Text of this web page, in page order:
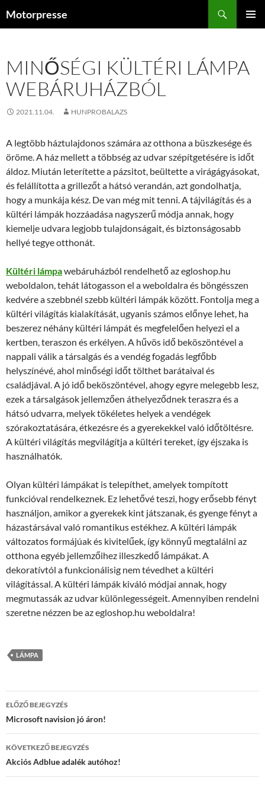
Motorpresse
MINŐSÉGI KÜLTÉRI LÁMPA
WEBÁRUHÁZBÓL
2021.11.04. HUNPROBALAZS
A legtöbb háztulajdonos számára az otthona a büszkesége és
öröme. A ház mellett a többség az udvar szépítgetésére is időt
áldoz. Miután leterítette a pázsitot, beültette a virágágyásokat,
és felállította a grillezőt a hátsó verandán, azt gondolhatja,
hogy a munkája kész. De van még mit tenni. A tájvilágítás és a
kültéri lámpák hozzáadása nagyszerű módja annak, hogy
kiemelje udvara legjobb tulajdonságait, és biztonságosabb
hellyé tegye otthonát.
Kültéri lámpawebáruházból rendelhető az egloshop.hu
weboldalon, tehát látogasson el a weboldalra és böngésszen
kedvére a szebbnél szebb kültéri lámpák között. Fontolja meg a
kültéri világítás kialakítását, ugyanis számos előnye lehet, ha
beszerez néhány kültéri lámpát és megfelelően helyezi el a
kertben, teraszon és erkélyen. A hűvös idő beköszöntével a
nappali válik a társalgás és a vendég fogadás legfőbb
helyszínévé, ahol minőségi időt tölthet barátaival és
családjával. A jó idő beköszöntével, ahogy egyre melegebb lesz,
ezek a társalgások jellemzően áthelyeződnek teraszra és a
hátsó udvarra, melyek tökéletes helyek a vendégek
szórakoztatására, étkezésre és a gyerekekkel való időtöltésre.
A kültéri világítás megvilágítja a kültéri tereket, így éjszaka is
használhatók.
Olyan kültéri lámpákat is telepíthet, amelyek tompított
funkcióval rendelkeznek. Ez lehetővé teszi, hogy erősebb fényt
használjon, amikor a gyerekek kint játszanak, és gyenge fényt a
házastársával való romantikus estékhez. A kültéri lámpák
változatos formájúak és kivitelűek, így könnyű megtalálni az
otthona egyéb jellemzőihez illeszkedő lámpákat. A
dekoratívtól a funkcionálisig nem tévedhet a kültéri
világítással. A kültéri lámpák kiváló módjai annak, hogy
megmutassák az udvar különlegességeit. Amennyiben rendelni
szeretne nézzen be az egloshop.hu weboldalra!
LÁMPA
Bejegyzés
navigáció
ELŐZŐ BEJEGYZÉS
Microsoft navision jó áron!
KÖVETKEZŐ BEJEGYZÉS
Akciós Adblue adalék autóhoz!